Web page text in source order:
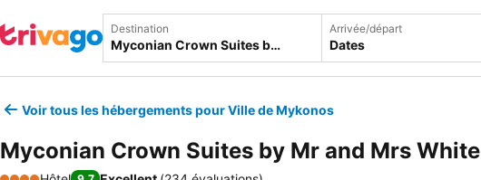
Destination Arrivée/départ
Dates
Voir tous les hébergements pour Ville de Mykonos
Myconian Crown Suites by Mr and Mrs White